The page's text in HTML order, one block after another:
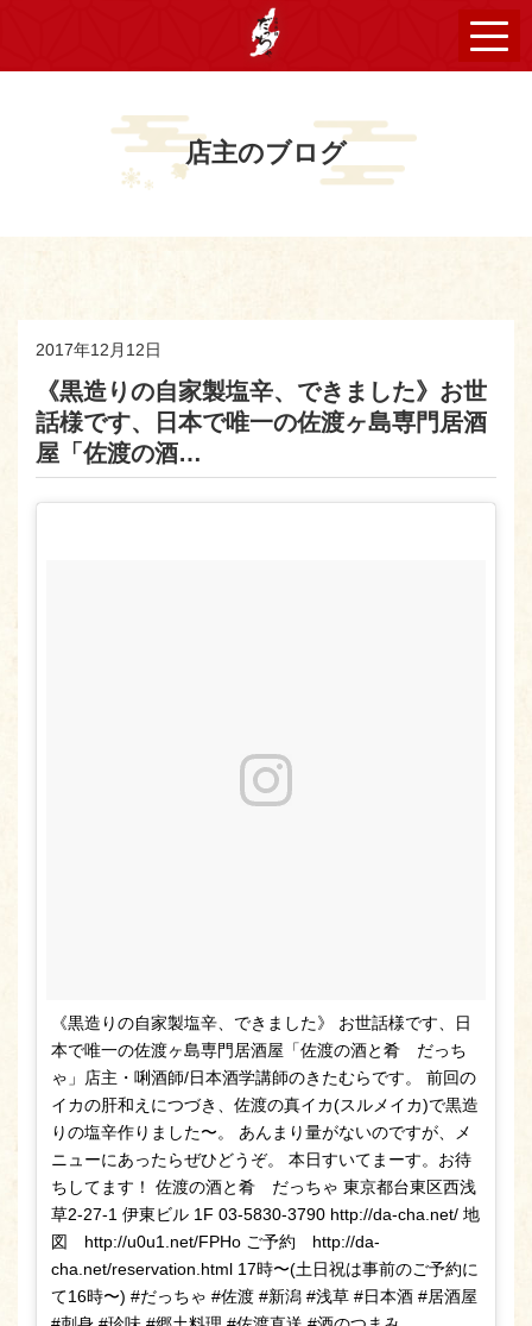
店主のブログ
2017年12月12日
《黒造りの自家製塩辛、できました》お世
話様です、日本で唯一の佐渡ヶ島専門居酒
屋「佐渡の酒…
《黒造りの自家製塩辛、できました》 お世話様です、日
本で唯一の佐渡ヶ島専門居酒屋「佐渡の酒と肴 だっち
ゃ」店主・唎酒師/日本酒学講師のきたむらです。 前回の
イカの肝和えにつづき、佐渡の真イカ(スルメイカ)で黒造
りの塩辛作りました〜。 あんまり量がないのですが、メ
ニューにあったらぜひどうぞ。 本日すいてまーす。お待
ちしてます！ 佐渡の酒と肴 だっちゃ 東京都台東区西浅
草2-27-1 伊東ビル 1F 03-5830-3790 http://da-cha.net/ 地
図 http://u0u1.net/FPHo ご予約 http://da-
cha.net/reservation.html 17時〜(土日祝は事前のご予約に
て16時〜) #だっちゃ #佐渡 #新潟 #浅草 #日本酒 #居酒屋